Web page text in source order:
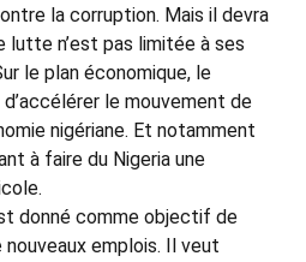
la corruption. Mais il devra
lutte n’est pas limitée à ses
le plan économique, le
le mouvement de
nigériane. Et notamment
à faire du Nigeria une
donné comme objectif de
emplois. Il veut